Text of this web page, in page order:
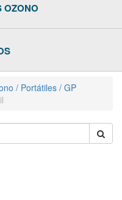
OZONO
/ Portátiles / GP